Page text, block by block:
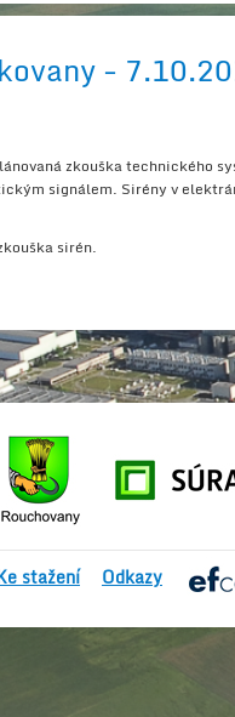
-
zkouška technického
signálem. Sirény v
sirén.
stažení Odkazy